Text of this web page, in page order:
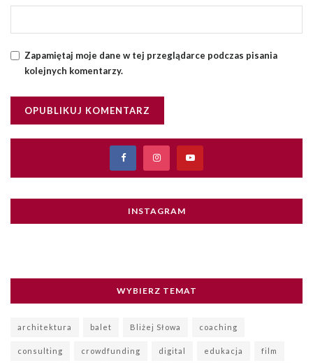
Zapamiętaj moje dane w tej przeglądarce podczas pisania
kolejnych komentarzy.
INSTAGRAM
WYBIERZ TEMAT
architektura balet Bliżej Słowa coaching
consulting crowdfunding digital edukacja film